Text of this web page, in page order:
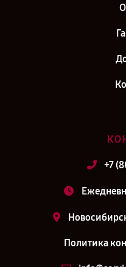
+7
Политика